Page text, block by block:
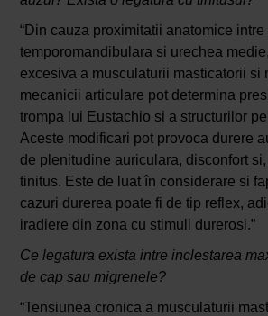
“Din cauza proximitatii anatomice
temporomandibulara si urechea
excesiva a musculaturii masticatorii si
mecanicii articulare pot determina
trompa lui Eustachio si a structurilor
Aceste modificari pot provoca durere
de plenitudine auriculara, disconfort
tinitus. Este de luat în considerare si
cazuri durerea poate fi de tip reflex,
iradiere din zona cu stimuli durerosi.”
Ce legatura exista intre inclestarea
de cap sau migrenele?
“Tensiunea cronica a musculaturii